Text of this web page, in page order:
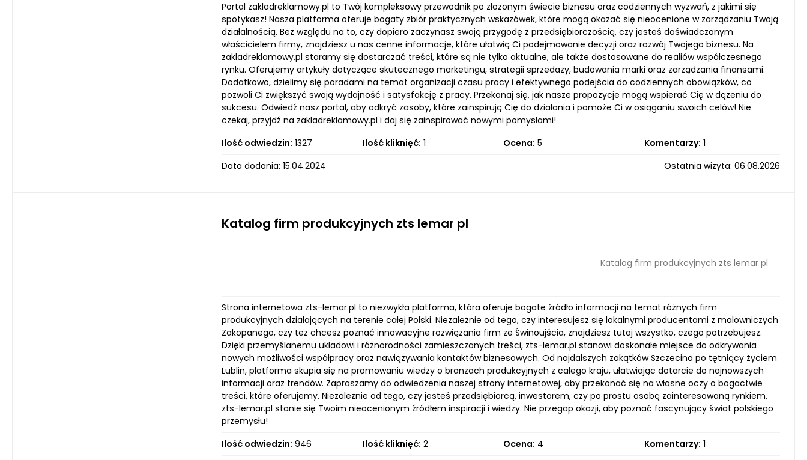
Portal zakladreklamowy.pl to Twój kompleksowy przewodnik po złożonym świecie biznesu oraz codziennych wyzwań, z jakimi się
spotykasz! Nasza platforma oferuje bogaty zbiór praktycznych wskazówek, które mogą okazać się nieocenione w zarządzaniu Twoją
działalnością. Bez względu na to, czy dopiero zaczynasz swoją przygodę z przedsiębiorczością, czy jesteś doświadczonym
właścicielem firmy, znajdziesz u nas cenne informacje, które ułatwią Ci podejmowanie decyzji oraz rozwój Twojego biznesu. Na
zakladreklamowy.pl staramy się dostarczać treści, które są nie tylko aktualne, ale także dostosowane do realiów współczesnego
rynku. Oferujemy artykuły dotyczące skutecznego marketingu, strategii sprzedaży, budowania marki oraz zarządzania finansami.
Dodatkowo, dzielimy się poradami na temat organizacji czasu pracy i efektywnego podejścia do codziennych obowiązków, co
pozwoli Ci zwiększyć swoją wydajność i satysfakcję z pracy. Przekonaj się, jak nasze propozycje mogą wspierać Cię w dążeniu do
sukcesu. Odwiedź nasz portal, aby odkryć zasoby, które zainspirują Cię do działania i pomoże Ci w osiąganiu swoich celów! Nie
czekaj, przyjdź na zakladreklamowy.pl i daj się zainspirować nowymi pomysłami!
Ilość odwiedzin: 1327 Ilość kliknięć: 1 Ocena: 5 Komentarzy: 1
Data dodania: 15.04.2024
Ostatnia wizyta: 06.08.2026
Katalog firm produkcyjnych zts lemar pl
Katalog firm produkcyjnych zts lemar pl
Strona internetowa zts-lemar.pl to niezwykła platforma, która oferuje bogate źródło informacji na temat różnych firm
produkcyjnych działających na terenie całej Polski. Niezależnie od tego, czy interesujesz się lokalnymi producentami z malowniczych
Zakopanego, czy też chcesz poznać innowacyjne rozwiązania firm ze Świnoujścia, znajdziesz tutaj wszystko, czego potrzebujesz.
Dzięki przemyślanemu układowi i różnorodności zamieszczanych treści, zts-lemar.pl stanowi doskonałe miejsce do odkrywania
nowych możliwości współpracy oraz nawiązywania kontaktów biznesowych. Od najdalszych zakątków Szczecina po tętniący życiem
Lublin, platforma skupia się na promowaniu wiedzy o branżach produkcyjnych z całego kraju, ułatwiając dotarcie do najnowszych
informacji oraz trendów. Zapraszamy do odwiedzenia naszej strony internetowej, aby przekonać się na własne oczy o bogactwie
treści, które oferujemy. Niezależnie od tego, czy jesteś przedsiębiorcą, inwestorem, czy po prostu osobą zainteresowaną rynkiem,
zts-lemar.pl stanie się Twoim nieocenionym źródłem inspiracji i wiedzy. Nie przegap okazji, aby poznać fascynujący świat polskiego
przemysłu!
Ilość odwiedzin: 946 Ilość kliknięć: 2 Ocena: 4 Komentarzy: 1